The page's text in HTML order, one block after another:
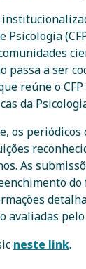
Psicologia
passa a ser
reúne o
da
os periódicos
As
avaliadas
neste link.